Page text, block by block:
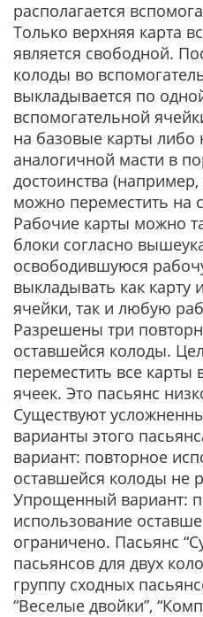
располагается
Только верхняя карта
является свободной.
колоды во
выкладывается по
вспомогательной
на базовые карты либо
аналогичной масти в
достоинства
можно переместить на
Рабочие карты можно
блоки согласно
освободившуюся
выкладывать как карту
ячейки, так и любую
Разрешены три
оставшейся колоды.
переместить все карты
ячеек. Это пасьянс
Существуют
варианты этого
вариант: повторное
оставшейся колоды не
Упрощенный вариант:
использование
ограничено. Пасьянс
пасьянсов для двух
группу сходных
“Веселые двойки”,